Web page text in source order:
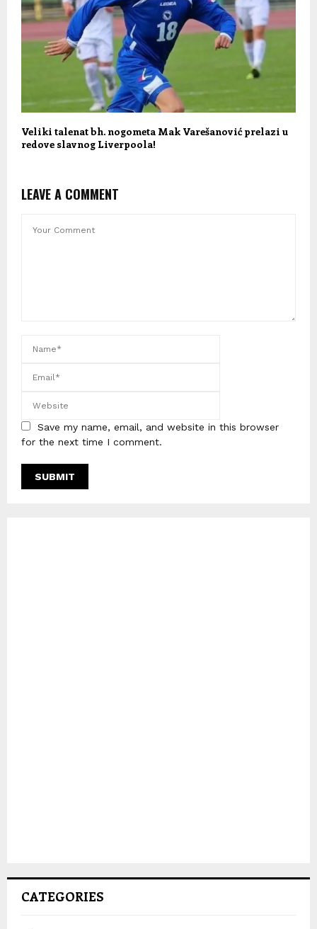
Veliki talenat bh. nogometa Mak Varešanović prelazi u
redove slavnog Liverpoola!
LEAVE A COMMENT
Save my name, email, and website in this browser
for the next time I comment.
CATEGORIES